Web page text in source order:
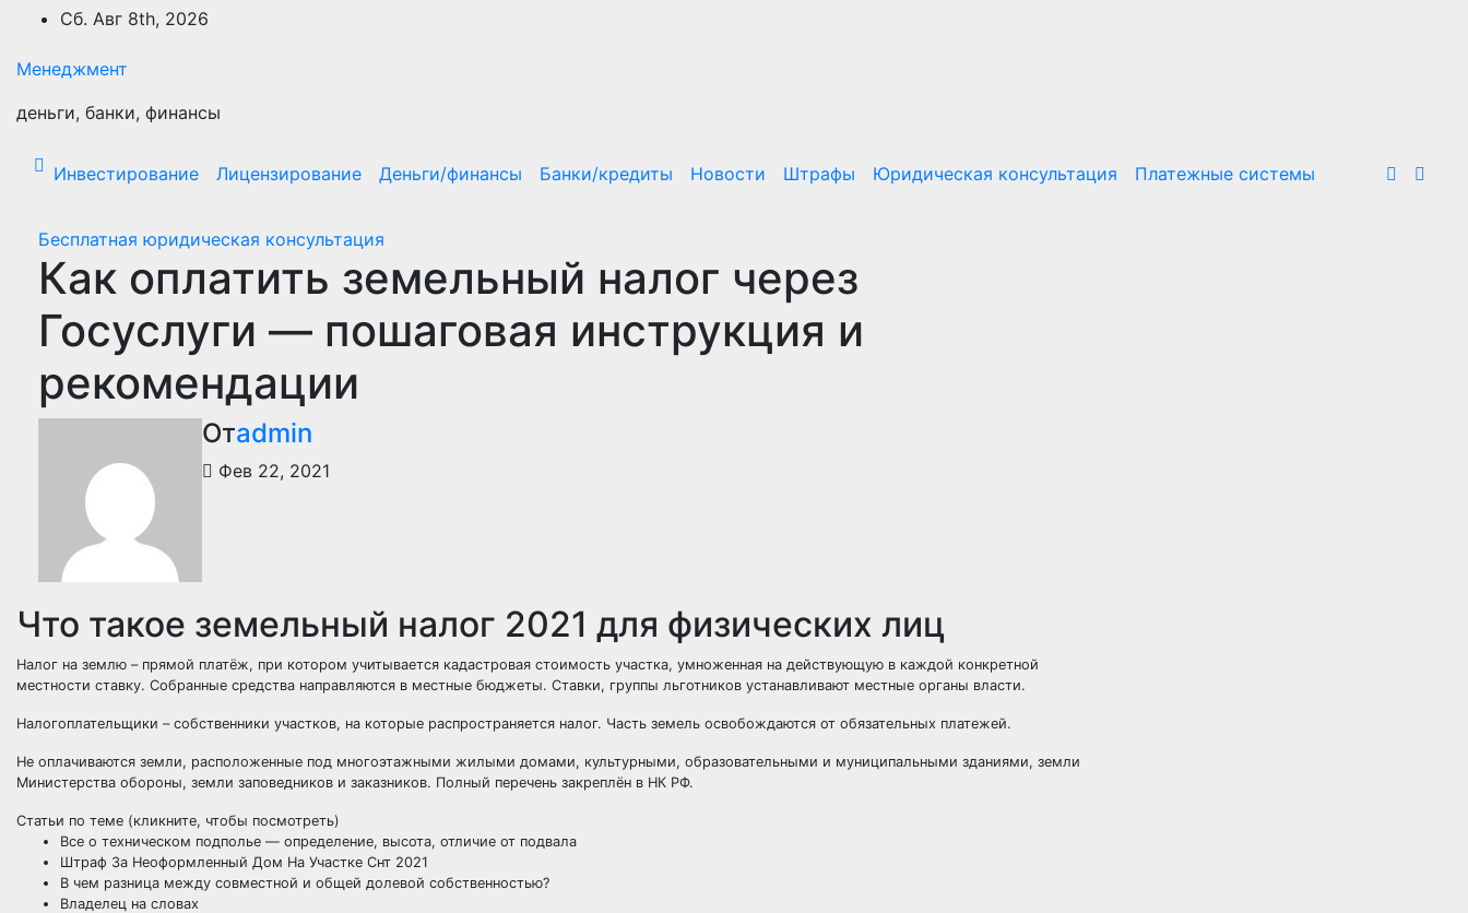
Перейти
содержимому
Сб. Авг 8th, 2026
Менеджмент
деньги, банки, финансы
Инвестирование Лицензирование Деньги/финансы Банки/кредиты Новости Штрафы Юридическая консультация Платежные системы
Бесплатная юридическая консультация
Как оплатить земельный налог через
Госуслуги — пошаговая инструкция и
рекомендации
Отadmin
Фев 22, 2021
Что такое земельный налог 2021 для физических лиц
Налог на землю – прямой платёж, при котором учитывается кадастровая стоимость участка, умноженная на действующую в каждой конкретной
местности ставку. Собранные средства направляются в местные бюджеты. Ставки, группы льготников устанавливают местные органы власти.
Налогоплательщики – собственники участков, на которые распространяется налог. Часть земель освобождаются от обязательных платежей.
Не оплачиваются земли, расположенные под многоэтажными жилыми домами, культурными, образовательными и муниципальными зданиями, земли
Министерства обороны, земли заповедников и заказников. Полный перечень закреплён в НК РФ.
Статьи по теме (кликните, чтобы посмотреть)
Все о техническом подполье — определение, высота, отличие от подвала
Штраф За Неоформленный Дом На Участке Снт 2021
В чем разница между совместной и общей долевой собственностью?
Владелец на словах